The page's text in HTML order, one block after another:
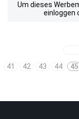
Um dieses
einloggen
41
42 43 44 45